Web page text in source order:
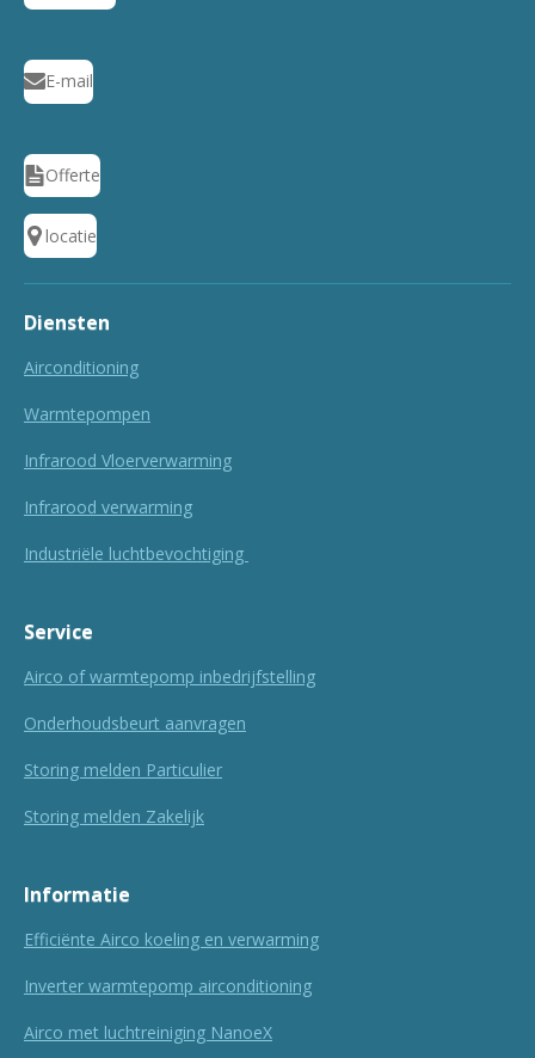
E-mail
Offerte
locatie
Diensten
Airconditioning
Warmtepompen
Infrarood Vloerverwarming
Infrarood verwarming
Industriële luchtbevochtiging
Service
Airco of warmtepomp inbedrijfstelling
Onderhoudsbeurt aanvragen
Storing melden Particulier
Storing melden Zakelijk
Informatie
Efficiënte Airco koeling en verwarming
Inverter warmtepomp airconditioning
Airco met luchtreiniging NanoeX